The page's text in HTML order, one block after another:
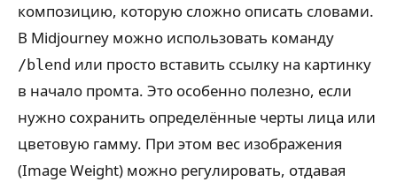
композицию, которую сложно описать словами.
В Midjourney можно использовать команду
/blend или просто вставить ссылку на картинку
в начало промта. Это особенно полезно, если
нужно сохранить определённые черты лица или
цветовую гамму. При этом вес изображения
(Image Weight) можно регулировать, отдавая